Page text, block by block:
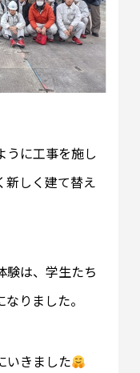
うに工事を施し
新しく建て替え
験は、学生たち
りました。
いきました